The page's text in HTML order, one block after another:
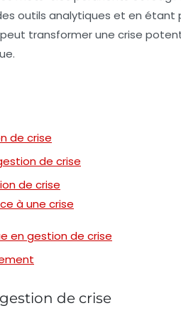
outils analytiques et en étant
transformer une crise
de crise
de crise
de crise
à une crise
en gestion de crise
de crise